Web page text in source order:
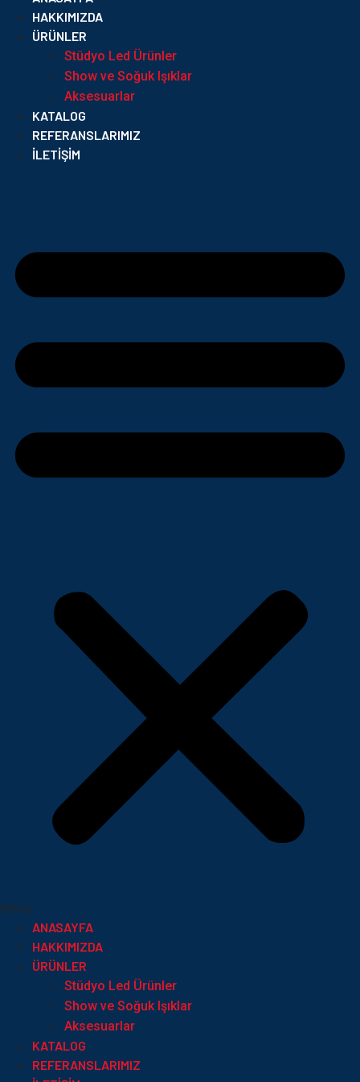
HAKKIMIZDA
ÜRÜNLER
Stüdyo Led Ürünler
Show ve Soğuk Işıklar
Aksesuarlar
KATALOG
REFERANSLARIMIZ
İLETIŞIM
Menu
ANASAYFA
HAKKIMIZDA
ÜRÜNLER
Stüdyo Led Ürünler
Show ve Soğuk Işıklar
Aksesuarlar
KATALOG
REFERANSLARIMIZ